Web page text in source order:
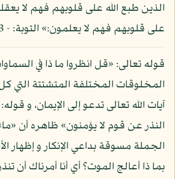
الذين طبع الله على قلوبهم فهم لا
على قلوبهم فهم لا يعلمون:» التوبة: - 93.
قوله تعالى: «قل انظروا ما ذا في
المخلوقات المختلفة المتشتتة التي
آيات الله تعالى تدعو إلى الإيمان، و
النذر عن قوم لا يؤمنون» ظاهره أن
الجملة مسوقة بداعي الإنكار و إظهار
بما ذا أعالج الموت؟ أي أنا أمرناك أن